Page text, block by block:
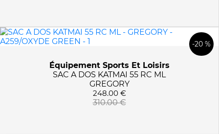
-20 %
Équipement Sports Et Loisirs
SAC A DOS KATMAI 55 RC ML
GREGORY
248.00 €
310.00 €